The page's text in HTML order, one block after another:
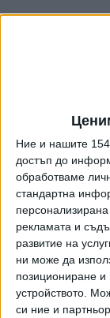
Ние и нашите
достъп до
обработваме
стандартна
рекламата и
развитие на
ни може да
позициониране и
устройството.
си ние и
„Снощи се роди
кафяво.
старателно за
съобщи
Гривестият
обитава
Африка.
С напредването
Рогата на
см дължина.